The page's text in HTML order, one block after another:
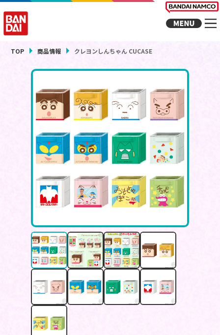
TOP 商品情報 クレヨンしんちゃん CUCASE